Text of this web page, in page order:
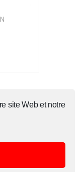
site Web et notre